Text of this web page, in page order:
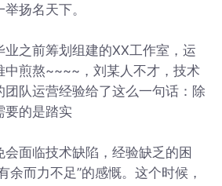
扬名天下。
之前筹划组建的XX工作室，运
中煎熬~~~~，刘某人不才，技术
队运营经验给了这么一句话：除
要的是踏实
会面临技术缺陷，经验缺乏的困
余而力不足”的感慨。这个时候，